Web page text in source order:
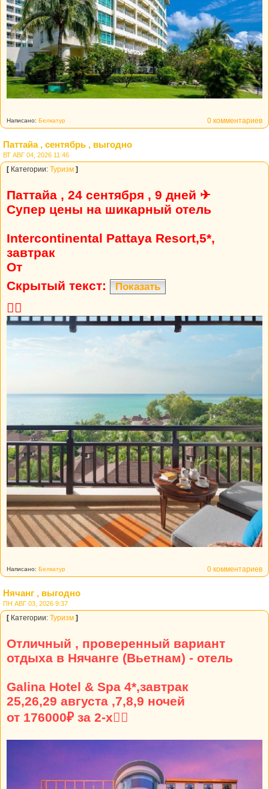
0 комментариев
Написано: Белкатур
Паттайа , сентябрь , выгодно
ВТ АВГ 04, 2026 11:46
[ Категории: Туризм ]
Паттайа , 24 сентября , 9 дней ✈
Супер цены на шикарный отель
Intercontinental Pattaya Resort,5*,
завтрак
От
Скрытый текст:
Показать
👍🏼
0 комментариев
Написано: Белкатур
Нячанг , выгодно
ПН АВГ 03, 2026 9:37
[ Категории: Туризм ]
Отличный , проверенный вариант
отдыха в Нячанге (Вьетнам) - отель
Galina Hotel & Spa 4*,завтрак
25,26,29 августа ,7,8,9 ночей
от 176000₽ за 2-х👍🏼